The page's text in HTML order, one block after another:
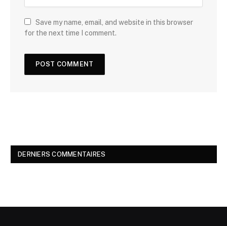
Save my name, email, and website in this browser
for the next time I comment.
DERNIERS COMMENTAIRES